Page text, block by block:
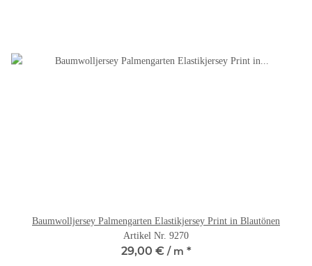
Baumwolljersey Palmengarten Elastikjersey Print in Blautönen
Artikel Nr. 9270
29,00 €/ m *